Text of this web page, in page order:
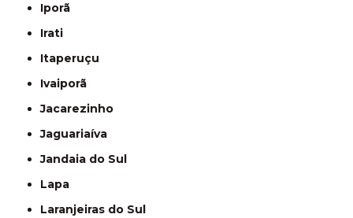
Iporã
Irati
Itaperuçu
Ivaiporã
Jacarezinho
Jaguariaíva
Jandaia do Sul
Lapa
Laranjeiras do Sul